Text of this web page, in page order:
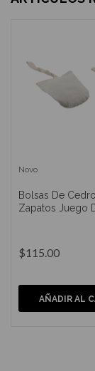
Novo
Bolsas De
Zapatos Juego
$115.00
AÑADIR AL